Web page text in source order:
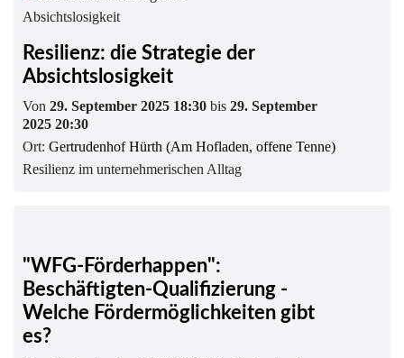
Resilienz: die Strategie der
Absichtslosigkeit
Von 29. September 2025 18:30 bis 29. September
2025 20:30
Ort: Gertrudenhof Hürth (Am Hofladen, offene Tenne)
Resilienz im unternehmerischen Alltag
"WFG-Förderhappen":
Beschäftigten-Qualifizierung -
Welche Fördermöglichkeiten gibt
es?